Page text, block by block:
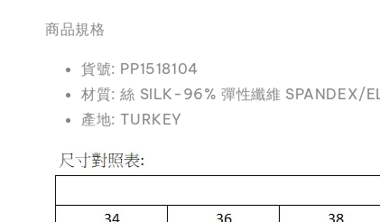
商品規格
貨號: PP1518104
材質: 絲 SILK-96% 彈性纖維 SPANDEX/
產地: TURKEY